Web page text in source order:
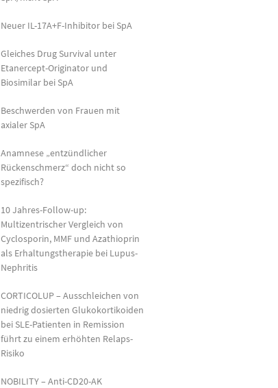
Neuer IL-17A+F-Inhibitor bei SpA
Gleiches Drug Survival unter
Etanercept-Originator und
Biosimilar bei SpA
Beschwerden von Frauen mit
axialer SpA
Anamnese „entzündlicher
Rückenschmerz“ doch nicht so
spezifisch?
10 Jahres-Follow-up:
Multizentrischer Vergleich von
Cyclosporin, MMF und Azathioprin
als Erhaltungstherapie bei Lupus-
Nephritis
CORTICOLUP – Ausschleichen von
niedrig dosierten Glukokortikoiden
bei SLE-Patienten in Remission
führt zu einem erhöhten Relaps-
Risiko
NOBILITY – Anti-CD20-AK